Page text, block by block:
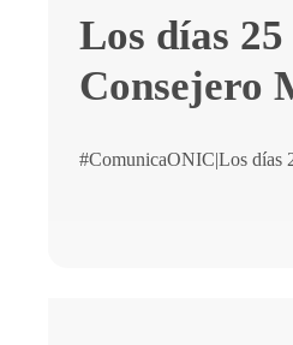
Los días
Consejero
#ComunicaONIC|Los días